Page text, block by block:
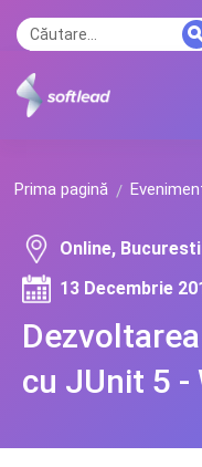
Prima pagină
cu JUnit 5 -
Online, Bucuresti
13 Decembrie